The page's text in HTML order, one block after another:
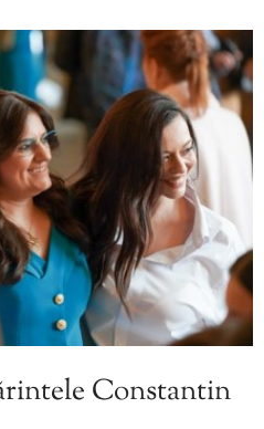
Constantin